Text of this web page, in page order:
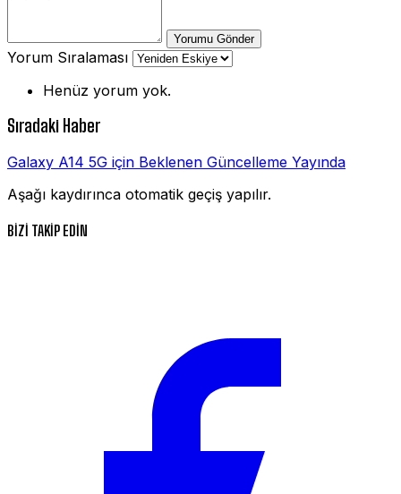
Yorumu Gönder
Yorum Sıralaması
Henüz yorum yok.
Sıradaki Haber
Galaxy A14 5G için Beklenen Güncelleme Yayında
Aşağı kaydırınca otomatik geçiş yapılır.
BİZİ TAKİP EDİN